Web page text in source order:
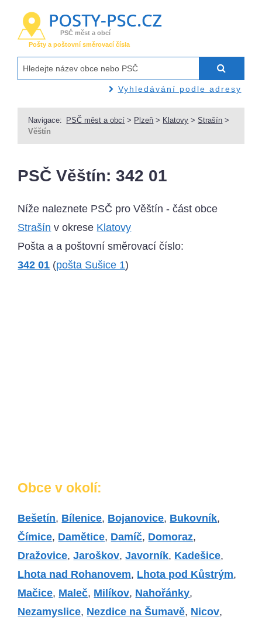
PSČ měst a obcí
Pošty a poštovní směrovací čísla
Vyhledávání podle adresy
Navigace: PSČ měst a obcí > Plzeň > Klatovy >Strašín >
Věštín
PSČ Věštín: 342 01
Níže naleznete PSČ pro Věštín - část obce
Strašín v okrese Klatovy
Pošta a a poštovní směrovací číslo:
342 01 (pošta Sušice 1)
Obce v okolí:
Bešetín, Bílenice, Bojanovice, Bukovník,
Čímice, Damětice, Damíč, Domoraz,
Dražovice,Jaroškov,Javorník, Kadešice,
Lhota nad Rohanovem, Lhota pod Kůstrým,
Mačice, Maleč, Milíkov, Nahořánky,
Nezamyslice, Nezdice na Šumavě, Nicov,